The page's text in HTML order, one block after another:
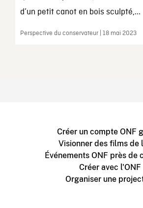
d’un petit canot en bois sculpté,...
Perspective du conservateur | 18 mai 2023
Créer un compte ONF
Visionner des films de
Événements ONF près de
Créer avec l'ONF
Organiser une